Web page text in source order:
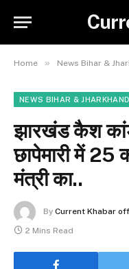
Home » News Bihar &
NEWS BIHAR & JHARKHAND
झारखंड कैश
छापेमारी में 25
मंत्री का..
By Current Khabar
2 Mins Read